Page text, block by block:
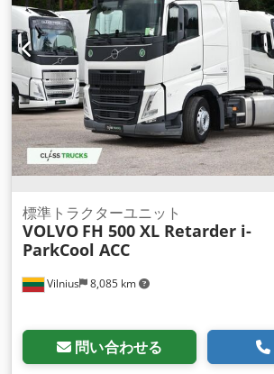
Vilnius 8,085 km
標準トラクターユニット
VOLVO FH 500 XL Retarder i-
ParkCool ACC
問い合わせる